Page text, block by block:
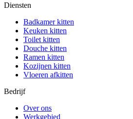
Diensten
Badkamer kitten
Keuken kitten
Toilet kitten
Douche kitten
Ramen kitten
Kozijnen kitten
Vloeren afkitten
Bedrijf
Over ons
Werkgebied